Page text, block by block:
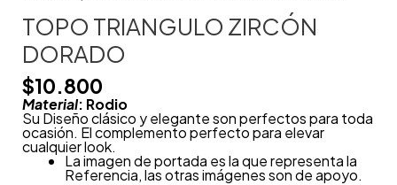
TOPO TRIANGULO ZIRCÓN
DORADO
$10.800
Material: Rodio
Su Diseño clásico y elegante son perfectos para toda
ocasión. El complemento perfecto para elevar
cualquier look.
La imagen de portada es la que representa la
Referencia, las otras imágenes son de apoyo.